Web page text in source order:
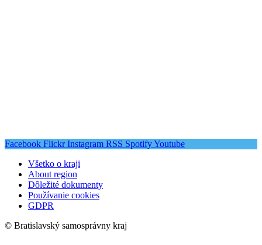
Facebook Flickr Instagram RSS SpotifyYoutube
Všetko o kraji
About region
Dôležité dokumenty
Používanie cookies
GDPR
© Bratislavský samosprávny kraj